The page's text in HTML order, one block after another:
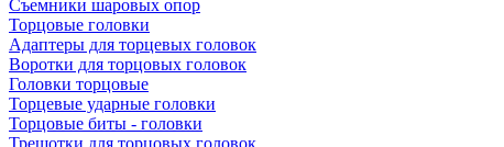
Съемники шаровых опор
Торцовые головки
Адаптеры для торцевых головок
Воротки для торцовых головок
Головки торцовые
Торцевые ударные головки
Торцовые биты - головки
Трещотки для торцовых головок